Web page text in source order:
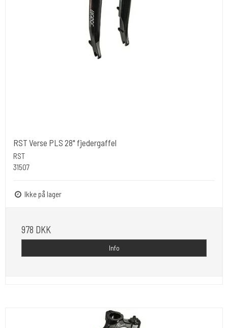
RST Verse PLS 28" fjedergaffel
RST
31507
Ikke på lager
978 DKK
Info